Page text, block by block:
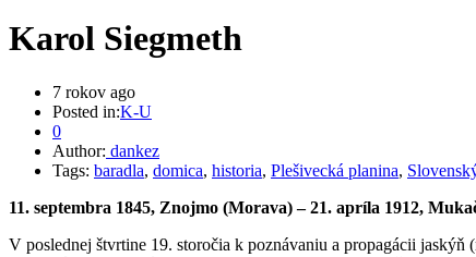
Karol Siegmeth
7 rokov ago
Posted in:K-U
0
Author: dankez
Tags: baradla, domica, historia, Plešivecká planina,
11. septembra 1845, Znojmo (Morava) – 21. apríla 1912,
V poslednej štvrtine 19. storočia k poznávaniu a propagácii